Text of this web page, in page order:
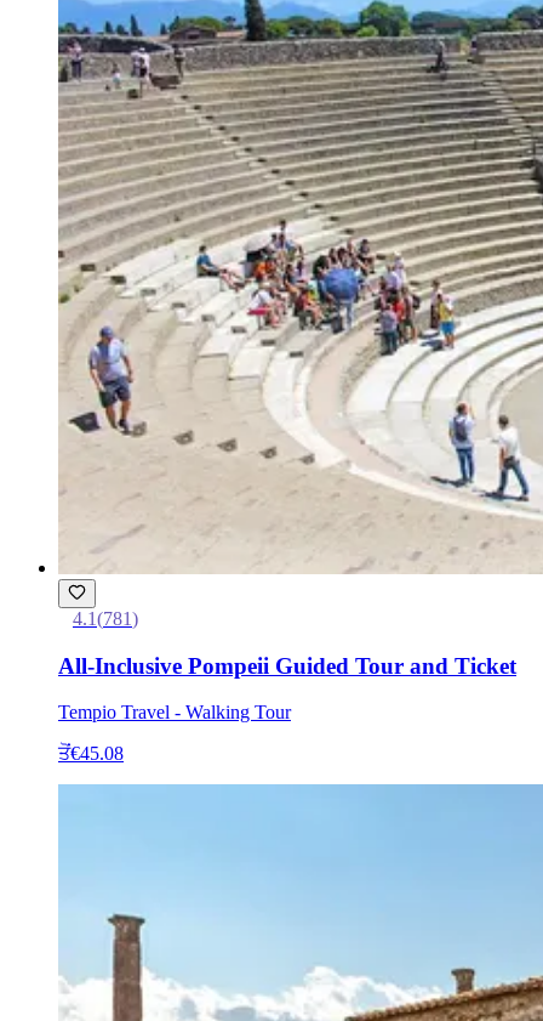
4.1(781)
All-Inclusive Pompeii Guided Tour and Ticket
Tempio Travel - Walking Tour
ਤੋਂ€45.08